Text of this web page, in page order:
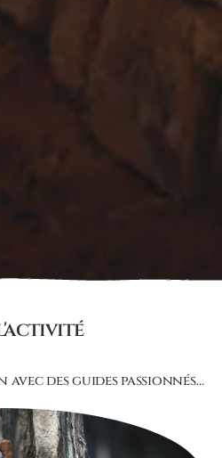
des guides passionnés…